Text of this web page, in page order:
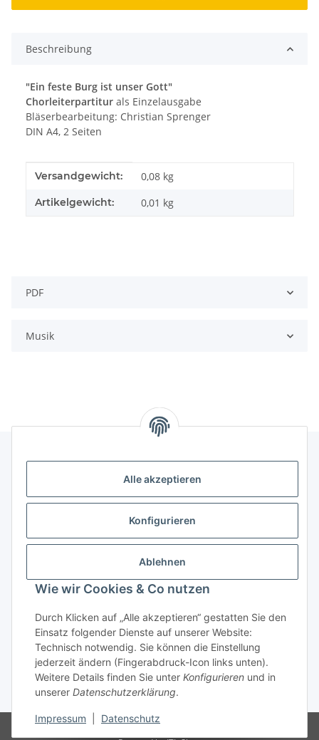
Alle akzeptieren
Konfigurieren
Ablehnen
Wie wir Cookies & Co nutzen
Durch Klicken auf „Alle akzeptieren“ gestatten Sie den
Einsatz folgender Dienste auf unserer Website:
Technisch notwendig. Sie können die Einstellung
jederzeit ändern (Fingerabdruck-Icon links unten).
Weitere Details finden Sie unter Konfigurieren und in
unserer Datenschutzerklärung.
Impressum Datenschutz
Beschreibung
"Ein feste Burg ist unser Gott"
Chorleiterpartitur als Einzelausgabe
Bläserbearbeitung: Christian Sprenger
DIN A4, 2 Seiten
Produkteigenschaft
Wert
Versandgewicht: 0,08 kg
Artikelgewicht: 0,01 kg
PDF
Musik
genesis musikverlag Christian Sprenger
34630 Gilserberg
E-Mail:anne.weckesser@genesis-musikverlag.de
Informationen
Gesetzliche Informationen
* Alle Preise inkl. gesetzlicher USt., zzgl.Versand